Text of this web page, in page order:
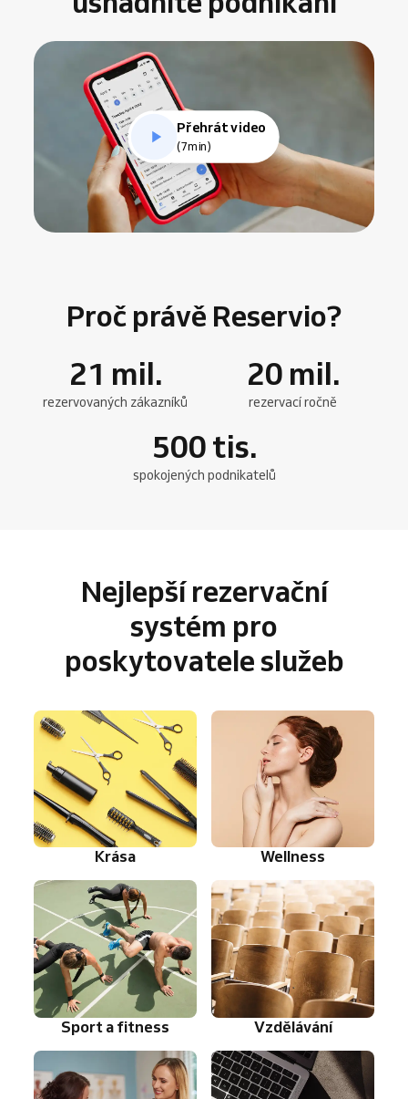
Přehrát video
(7min)
Proč právě Reservio?
21 mil.
rezervovaných zákazníků
20 mil.
rezervací ročně
500tis.
spokojených podnikatelů
Nejlepší rezervační
systém pro
poskytovatele služeb
Krása Wellness
Sport a fitness Vzdělávání